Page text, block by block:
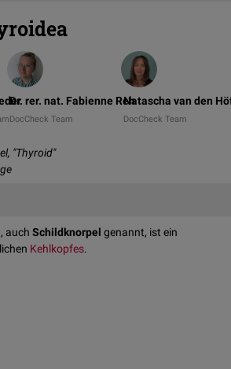
Dr. rer. nat. Fabienne Reh
DocCheck Team
Natascha van den
DocCheck Team
"Thyroid"
, auch Schildknorpel genannt, ist ein
Kehlkopfes.